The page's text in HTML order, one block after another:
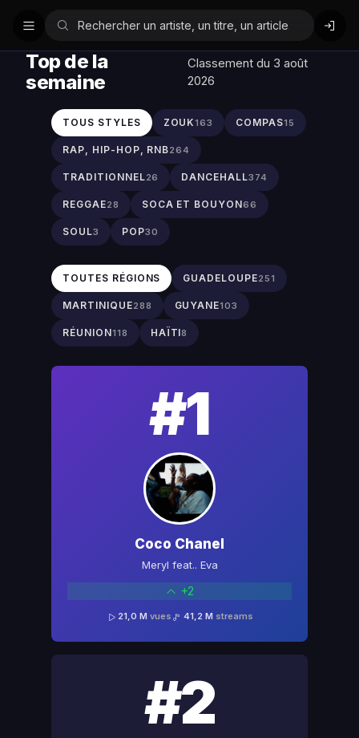
Top de la
semaine
Classement du 3 août
2026
TOUS STYLES ZOUK163 COMPAS15
RAP, HIP-HOP, RNB264
TRADITIONNEL26 DANCEHALL374
REGGAE28 SOCA ET BOUYON66
SOUL3 POP30
TOUTES RÉGIONS GUADELOUPE251
MARTINIQUE288 GUYANE103
RÉUNION118 HAÏTI8
#2
#1
Coco Chanel
Meryl feat.. Eva
+2
21,0 M vues 41,2 M streams